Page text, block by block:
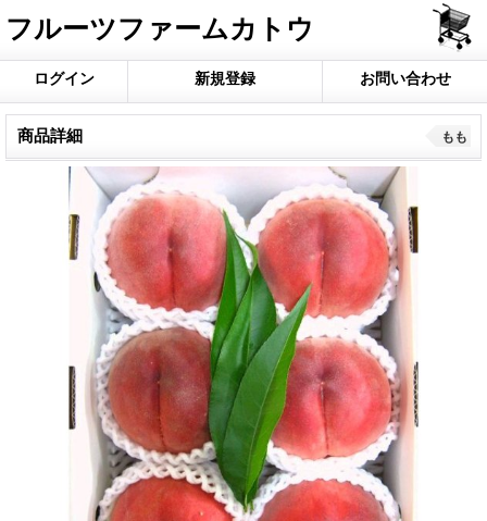
フルーツファームカトウ
ログイン 新規登録 お問い合わせ
商品詳細 もも